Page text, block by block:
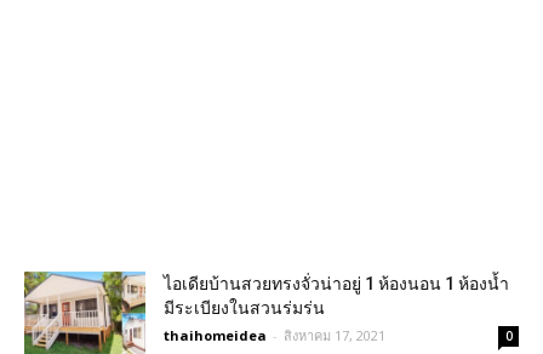
ไอเดียบ้านสวยทรงจั่วน่าอยู่ 1 ห้องนอน 1 ห้องน้ำ
มีระเบียงในสวนร่มร่น
thaihomeidea - สิงหาคม 17, 2021 0